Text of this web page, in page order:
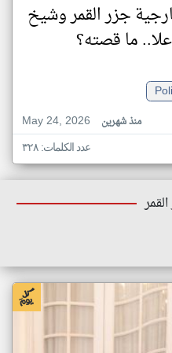
جزر القمر وشيخ
ما قصته؟
May 24, 2026
منذ شهرين
عدد الكلمات: ٣٢٨